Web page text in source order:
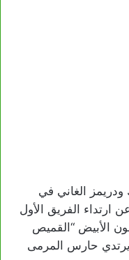
ودريمز الغاني في
ارتداء الفريق الأول
الأبيض “القميص
حارس المرمى